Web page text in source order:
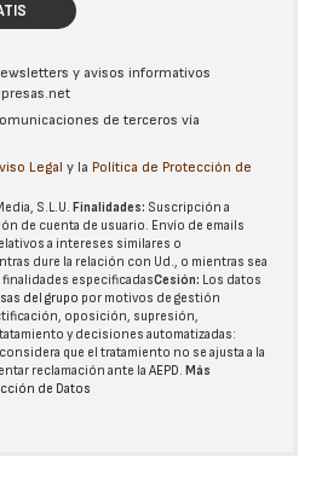
y avisos informativos
de terceros vía
Legal y la Política de Protección de
S.L.U. Finalidades: Suscripción a
de cuenta de usuario. Envío de emails
a intereses similares o
dure la relación con Ud., o mientras sea
finalidades especificadasCesión: Los datos
del grupo por motivos de gestión
oposición, supresión,
y decisiones automatizadas:
que el tratamiento no se ajusta a la
reclamación ante la AEPD. Más
de Datos